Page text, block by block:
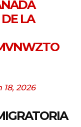
LA
18, 2026